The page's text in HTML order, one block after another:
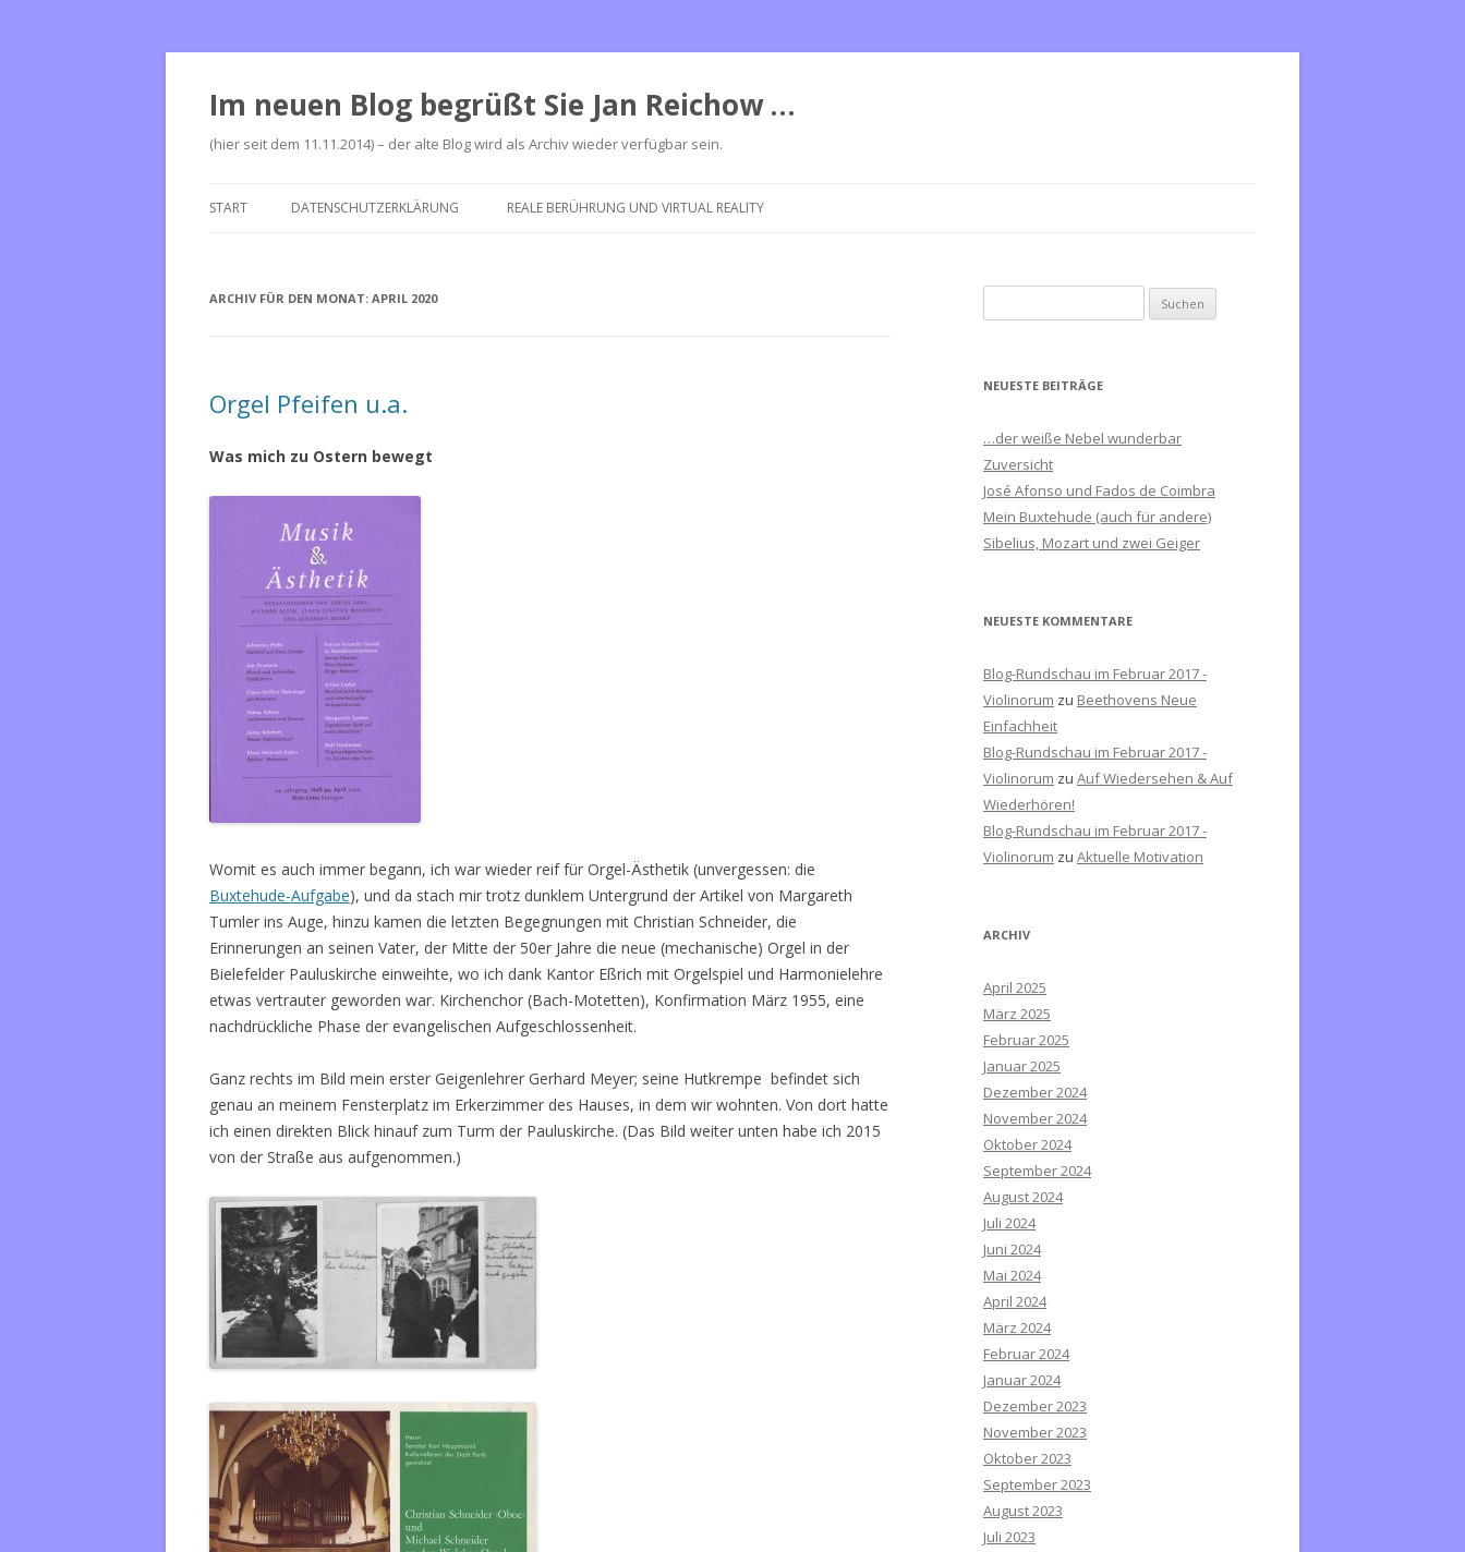
Im neuen Blog begrüßt Sie Jan Reichow …
(hier seit dem 11.11.2014) – der alte Blog wird als Archiv wieder verfügbar sein.
Inhalt
START DATENSCHUTZERKLÄRUNG REALE BERÜHRUNG UND VIRTUAL REALITY
ARCHIV FÜR DEN MONAT: APRIL 2020
Orgel Pfeifen u.a.
Was mich zu Ostern bewegt
Womit es auch immer begann, ich war wieder reif für Orgel-Ästhetik (unvergessen: die
Buxtehude-Aufgabe), und da stach mir trotz dunklem Untergrund der Artikel von Margareth
Tumler ins Auge, hinzu kamen die letzten Begegnungen mit Christian Schneider, die
Erinnerungen an seinen Vater, der Mitte der 50er Jahre die neue (mechanische) Orgel in der
Bielefelder Pauluskirche einweihte, wo ich dank Kantor Eßrich mit Orgelspiel und Harmonielehre
etwas vertrauter geworden war. Kirchenchor (Bach-Motetten), Konfirmation März 1955, eine
nachdrückliche Phase der evangelischen Aufgeschlossenheit.
Ganz rechts im Bild mein erster Geigenlehrer Gerhard Meyer; seine Hutkrempe befindet sich
genau an meinem Fensterplatz im Erkerzimmer des Hauses, in dem wir wohnten. Von dort hatte
ich einen direkten Blick hinauf zum Turm der Pauluskirche. (Das Bild weiter unten habe ich 2015
von der Straße aus aufgenommen.)
u
h
n
a
c
h
NEUESTE BEITRÄGE
…der weiße Nebel wunderbar
Zuversicht
José Afonso und Fados de Coimbra
Mein Buxtehude (auch für andere)
Sibelius, Mozart und zwei Geiger
NEUESTE KOMMENTARE
Blog-Rundschau im Februar 2017 -
Violinorum zu Beethovens Neue
Einfachheit
Blog-Rundschau im Februar 2017 -
Violinorum zu Auf Wiedersehen & Auf
Wiederhören!
Blog-Rundschau im Februar 2017 -
Violinorum zu Aktuelle Motivation
ARCHIV
April 2025
März 2025
Februar 2025
Januar 2025
Dezember 2024
November 2024
Oktober 2024
September 2024
August 2024
Juli 2024
Juni 2024
Mai 2024
April 2024
März 2024
Februar 2024
Januar 2024
Dezember 2023
November 2023
Oktober 2023
September 2023
August 2023
Juli 2023